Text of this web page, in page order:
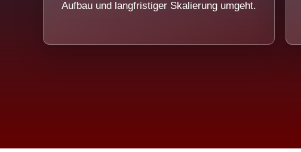
Aufbau und langfristiger Skalierung umgeht.